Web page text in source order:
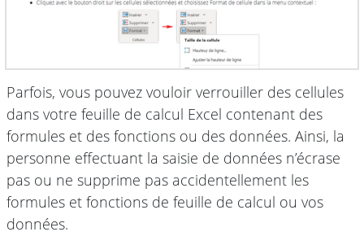
Parfois, vous pouvez vouloir verrouiller des cellules
dans votre feuille de calcul Excel contenant des
formules et des fonctions ou des données. Ainsi, la
personne effectuant la saisie de données n’écrase
pas ou ne supprime pas accidentellement les
formules et fonctions de feuille de calcul ou vos
données.